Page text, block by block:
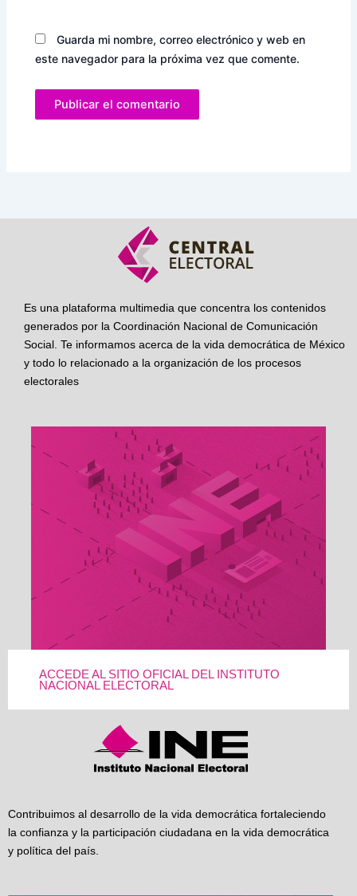
Guarda mi nombre, correo electrónico y web en
este navegador para la próxima vez que comente.
Es una plataforma multimedia que concentra los contenidos
generados por la Coordinación Nacional de Comunicación
Social. Te informamos acerca de la vida democrática de México
y todo lo relacionado a la organización de los procesos
electorales
ACCEDE AL SITIO OFICIAL DEL INSTITUTO
NACIONAL ELECTORAL
Contribuimos al desarrollo de la vida democrática fortaleciendo
la confianza y la participación ciudadana en la vida democrática
y política del país.